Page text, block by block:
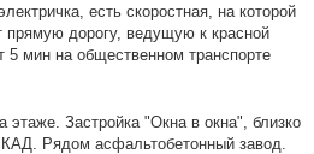
есть скоростная, на которой
прямую дорогу, ведущую к красной
5 мин на общественном транспорте
этаже. Застройка "Окна в окна", близко
Рядом асфальтобетонный завод.